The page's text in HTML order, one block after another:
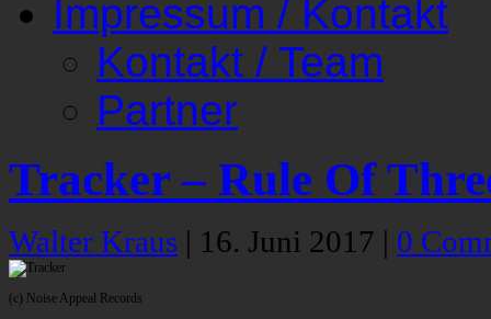
Impressum / Kontakt
Kontakt / Team
Partner
Tracker – Rule Of
Walter Kraus | 16. Juni 2017 | 0
(c) Noise Appeal Records